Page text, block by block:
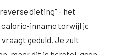
dieting" - het
calorie-inname terwijl je
geduld. Je zult